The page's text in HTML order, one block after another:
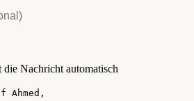
Nachricht automatisch